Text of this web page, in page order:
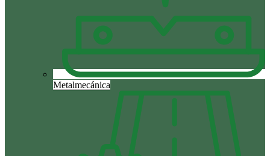
Metalmecánica